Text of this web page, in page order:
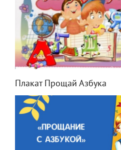
Плакат Прощай Азбука